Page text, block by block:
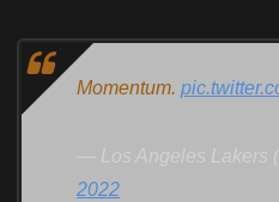
Momentum.
— Los Angeles Lakers
2022